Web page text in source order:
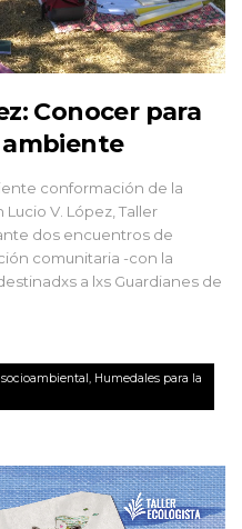
Conocer para
conformación de la
V. López, Taller
dos encuentros de
comunitaria -con la
a lxs Guardianes de
, Humedales para la